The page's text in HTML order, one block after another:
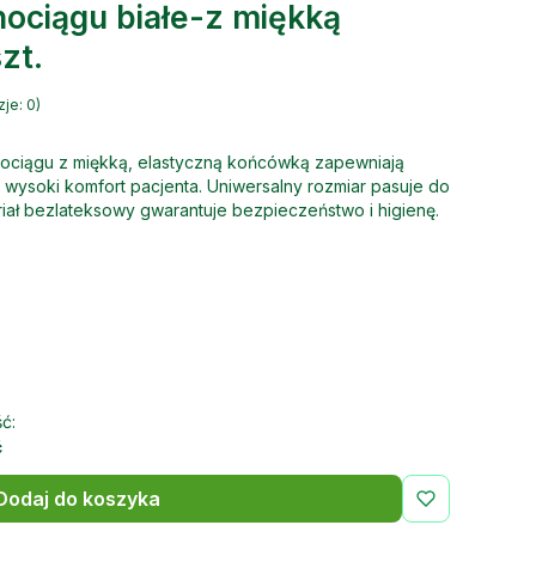
białe-z miękką
0)
z miękką, elastyczną końcówką zapewniają
komfort pacjenta. Uniwersalny rozmiar pasuje do
bezlateksowy gwarantuje bezpieczeństwo i higienę.
do koszyka